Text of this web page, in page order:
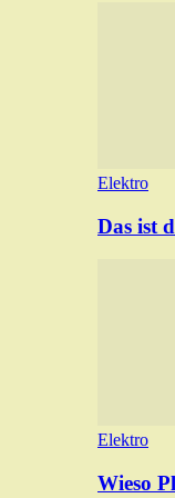
Elektro
Das ist
Elektro
Wieso